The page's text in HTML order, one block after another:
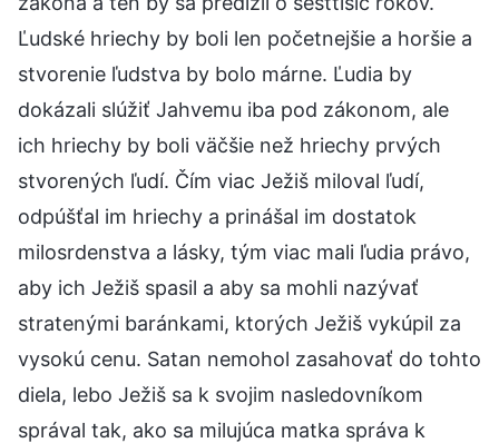
Ľudské hriechy by boli len početnejšie a horšie a
stvorenie ľudstva by bolo márne. Ľudia by
dokázali slúžiť Jahvemu iba pod zákonom, ale
ich hriechy by boli väčšie než hriechy prvých
stvorených ľudí. Čím viac Ježiš miloval ľudí,
odpúšťal im hriechy a prinášal im dostatok
milosrdenstva a lásky, tým viac mali ľudia právo,
aby ich Ježiš spasil a aby sa mohli nazývať
stratenými baránkami, ktorých Ježiš vykúpil za
vysokú cenu. Satan nemohol zasahovať do tohto
diela, lebo Ježiš sa k svojim nasledovníkom
správal tak, ako sa milujúca matka správa k